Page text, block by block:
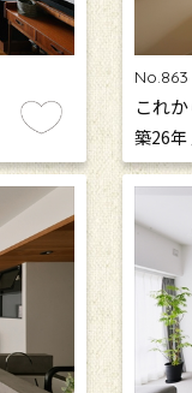
No.863
これ
築26年